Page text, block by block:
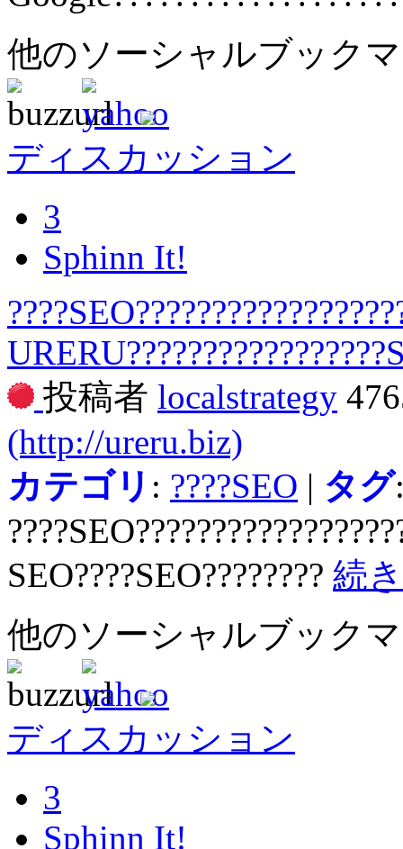
他のソーシャルブック
ディスカッション
3
Sphinn It!
投稿者 localstrategy
(http://ureru.biz)
カテゴリ : ????SEO | タグ
SEO????SEO???????? 続
他のソーシャルブック
ディスカッション
3
Sphinn It!